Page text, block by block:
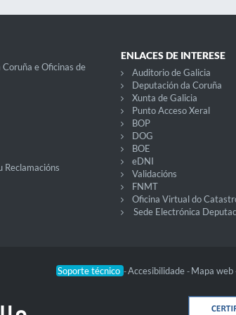
Coruña e Oficinas de
Reclamacións
ENLACES DE INTERESE
Auditorio de Galicia
Deputación da Coruña
Xunta de Galicia
Punto Acceso Xeral
BOP
DOG
BOE
eDNI
Validacións
FNMT
Oficina Virtual do
Sede Electrónica
Soporte técnico -Accesibilidade - Mapa web